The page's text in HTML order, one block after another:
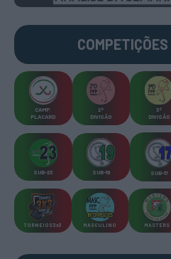
COMPETIÇÕES
CAMP
PLACARD
2ª
DIVISÃO
3ª
DIVISÃO
SUB-23 SUB-19 SUB-17
TORNEIOS 3x3 MASCULINO MASTERS